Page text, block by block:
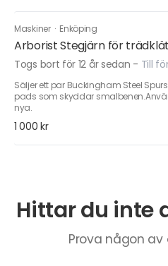
Maskiner · Enköping
Arborist Stegjärn för
Togs bort för 12 år sedan - Till
Säljer ett par Buckingham Steel
pads som skyddar
nya.
1 000 kr
Hittar du inte
Prova någon